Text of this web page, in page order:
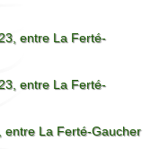
entre La Ferté-
entre La Ferté-
entre La Ferté-Gaucher